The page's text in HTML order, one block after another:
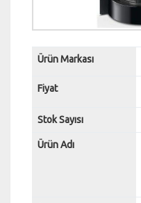
Ürün Markası
Fiyat
Stok Sayısı
Ürün Adı